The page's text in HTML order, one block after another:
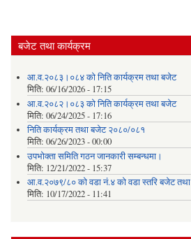
बजेट तथा कार्यक्रम
आ.व.२०८३।०८४ को निति कार्यक्रम तथा बजेट
मिति: 06/16/2026 - 17:15
आ.व.२०८२।०८३ को निति कार्यक्रम तथा बजेट
मिति: 06/24/2025 - 17:16
निति कार्यक्रम तथा बजेट २०८०/०८१
मिति: 06/26/2023 - 00:00
उपभोक्ता समिति गठन जानकारी सम्बन्धमा।
मिति: 12/21/2022 - 15:37
आ.व.२०७९/८० को वडा नं.४ को वडा स्तरि बजेट
मिति: 10/17/2022 - 11:41